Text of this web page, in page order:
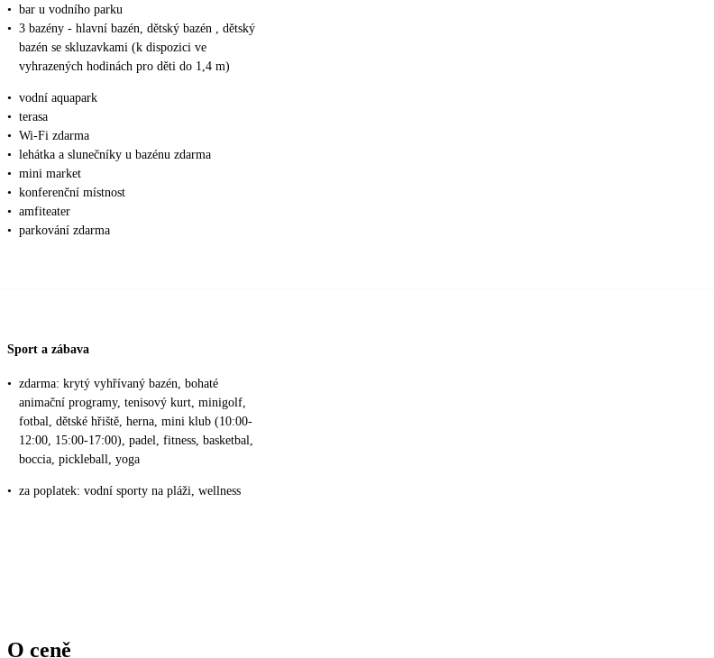
• bar u vodního parku
• 3 bazény - hlavní bazén, dětský bazén , dětský
bazén se skluzavkami (k dispozici ve
vyhrazených hodinách pro děti do 1,4 m)
• vodní aquapark
• terasa
• Wi-Fi zdarma
• lehátka a slunečníky u bazénu zdarma
• mini market
• konferenční místnost
• amfiteater
• parkování zdarma
Sport a zábava
• zdarma: krytý vyhřívaný bazén, bohaté
animační programy, tenisový kurt, minigolf,
fotbal, dětské hřiště, herna, mini klub (10:00-
12:00, 15:00-17:00), padel, fitness, basketbal,
boccia, pickleball, yoga
• za poplatek: vodní sporty na pláži, wellness
O ceně